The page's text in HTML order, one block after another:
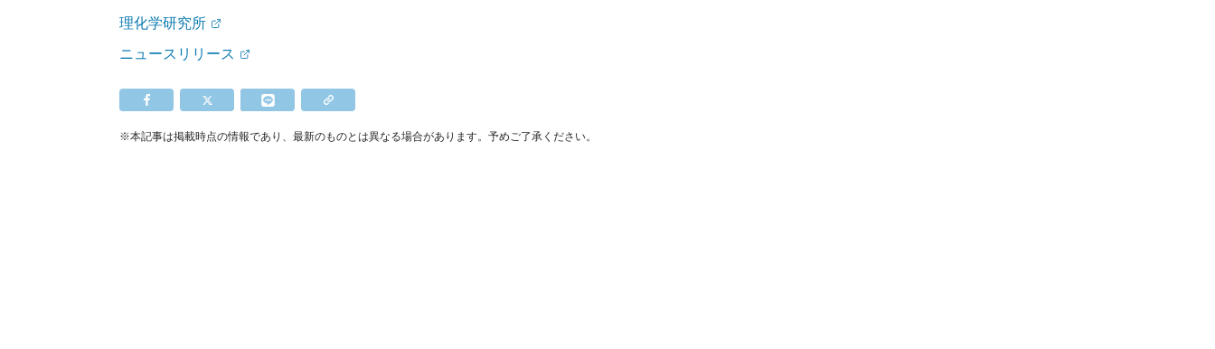
理化学研究所
ニュースリリース
※本記事は掲載時点の情報であり、最新のものとは異なる場合があります。予めご了承ください。